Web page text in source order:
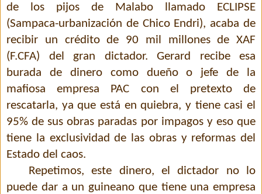
de los pijos de Malabo llamado ECLIPSE
(Sampaca-urbanización de Chico Endri), acaba de
recibir un crédito de 90 mil millones de XAF
(F.CFA) del gran dictador. Gerard recibe esa
burada de dinero como dueño o jefe de la
mafiosa empresa PAC con el pretexto de
rescatarla, ya que está en quiebra, y tiene casi el
95% de sus obras paradas por impagos y eso que
tiene la exclusividad de las obras y reformas del
Estado del caos.
Repetimos, este dinero, el dictador no lo
puede dar a un guineano que tiene una empresa